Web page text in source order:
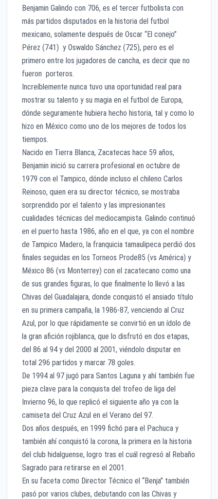
Benjamin Galindo con 706, es el tercer futbolista con
más partidos disputados en la historia del futbol
mexicano, solamente después de Oscar “El conejo”
Pérez (741) y Oswaldo Sánchez (725), pero es el
primero entre los jugadores de cancha, es decir que no
fueron porteros.
Increíblemente nunca tuvo una oportunidad real para
mostrar su talento y su magia en el futbol de Europa,
dónde seguramente hubiera hecho historia, tal y como lo
hizo en México como uno de los mejores de todos los
tiempos.
Nacido en Tierra Blanca, Zacatecas hace 59 años,
Benjamin inició su carrera profesional en octubre de
1979 con el Tampico, dónde incluso el chileno Carlos
Reinoso, quien era su director técnico, se mostraba
sorprendido por el talento y las impresionantes
cualidades técnicas del mediocampista. Galindo continuó
en el puerto hasta 1986, año en el que, ya con el nombre
de Tampico Madero, la franquicia tamaulipeca perdió dos
finales seguidas en los Torneos Prode85 (vs América) y
México 86 (vs Monterrey) con el zacatecano como una
de sus grandes figuras, lo que finalmente lo llevó a las
Chivas del Guadalajara, donde conquistó el ansiado título
en su primera campaña, la 1986-87, venciendo al Cruz
Azul, por lo que rápidamente se convirtió en un ídolo de
la gran afición rojiblanca, que lo disfrutó en dos etapas,
del 86 al 94 y del 2000 al 2001, viéndolo disputar en
total 296 partidos y marcar 78 goles.
De 1994 al 97 jugó para Santos Laguna y ahí también fue
pieza clave para la conquista del trofeo de liga del
Invierno 96, lo que replicó el siguiente año ya con la
camiseta del Cruz Azul en el Verano del 97.
Dos años después, en 1999 fichó para el Pachuca y
también ahí conquistó la corona, la primera en la historia
del club hidalguense, logro tras el cuál regresó al Rebaño
Sagrado para retirarse en el 2001.
En su faceta como Director Técnico el “Benja” también
pasó por varios clubes, debutando con las Chivas y